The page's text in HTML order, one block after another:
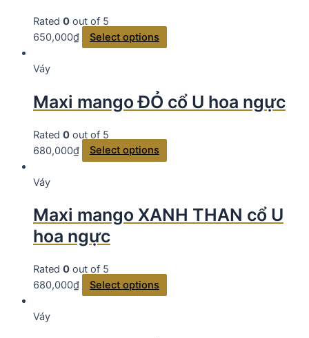
Rated 0 out of 5
650,000₫ Select options
Váy
Maxi mango ĐỎ cổ U hoa ngực
Rated 0 out of 5
680,000₫ Select options
Váy
Maxi mango XANH THAN cổ U
hoa ngực
Rated 0 out of 5
680,000₫ Select options
Váy